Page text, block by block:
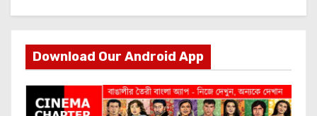
Download Our Android App